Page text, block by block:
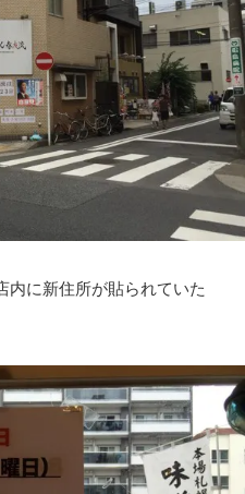
内に新住所が貼られていた